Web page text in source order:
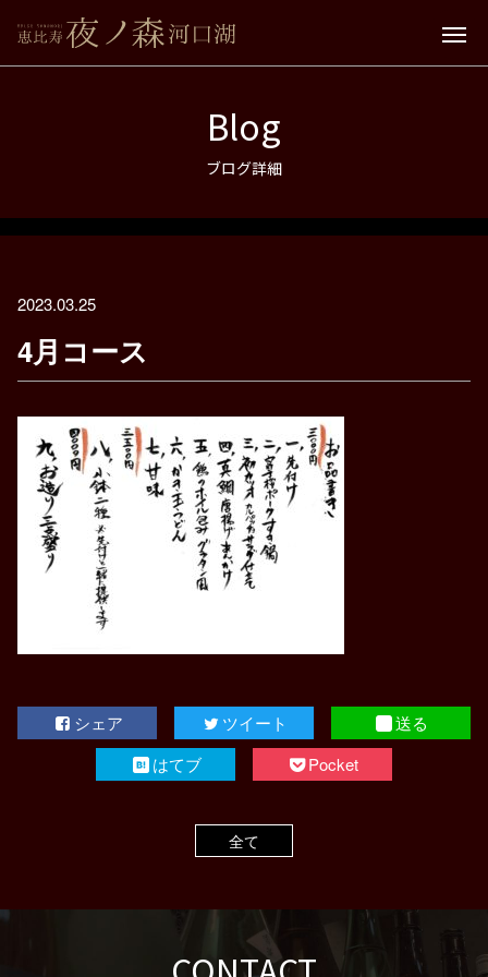
Blog
ブログ詳細
2023.03.25
4月コース
シェア ツイート
送る
はてブ
Pocket
全て